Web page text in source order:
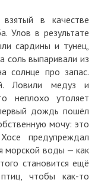
в качестве
Улов в результате
сардины и тунец,
соль выпаривали из
солнце про запас.
Ловили медуз и
неплохо утоляет
дождь пошёл
мочу: это
предупреждал
морской воды — как
становится ещё
чтобы как-то